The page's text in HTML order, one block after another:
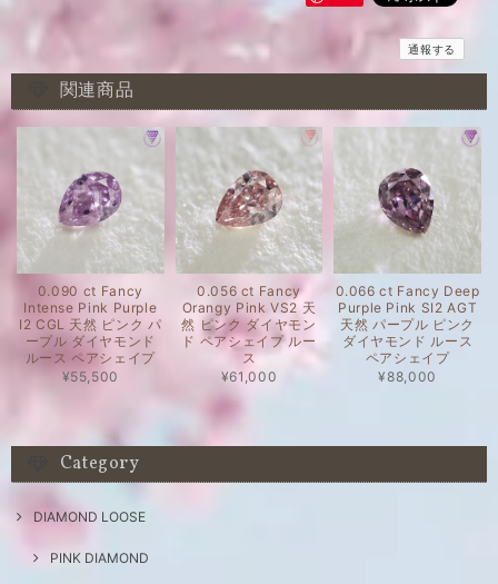
通報する
関連商品
0.090 ct Fancy
Intense Pink Purple
I2 CGL 天然 ピンク パ
ープル ダイヤモンド
ルース ペアシェイプ
¥55,500
0.056 ct Fancy
Orangy Pink VS2 天
然 ピンク ダイヤモン
ド ペアシェイプ ルー
ス
¥61,000
0.066 ct Fancy Deep
Purple Pink SI2 AGT
天然 パープル ピンク
ダイヤモンド ルース
ペアシェイプ
¥88,000
Category
DIAMOND LOOSE
PINK DIAMOND